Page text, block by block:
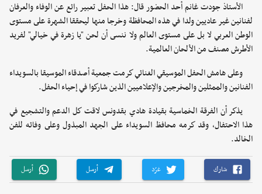
الأستاذ جودت غانم أحد الحضور قال: هذا الحفل تعبير رائع عن الوفاء والعرفان
لفنانين غير عاديين ولدا في هذه المحافظة وخرجا منها ليحققا الشهرة على مستوى
الوطن العربي لا بل على مستوى العالم ولا ننسى أن لحن "يا زهرة في خيالي" لفريد
الأطرش مصنف من الألحان العالمية.
وعلى هامش الحفل الموسيقي الغنائي كرمت جمعية أصدقاء الموسيقا بالسويداء
الفنانين والممثلين والمخرجين والإعلاميين الذين شاركوا في إحياء الحفل.
يذكر أن الفرقة الخماسية بقيادة هادي بقدونس لاقت كل الدعم والتشجيع في
هذا الاحتفال، وقد كرمه محافظ السويداء على الجهد المبذول وعلى وفائه للفن
الخالد.
شارك غرّد أرسل أرسل